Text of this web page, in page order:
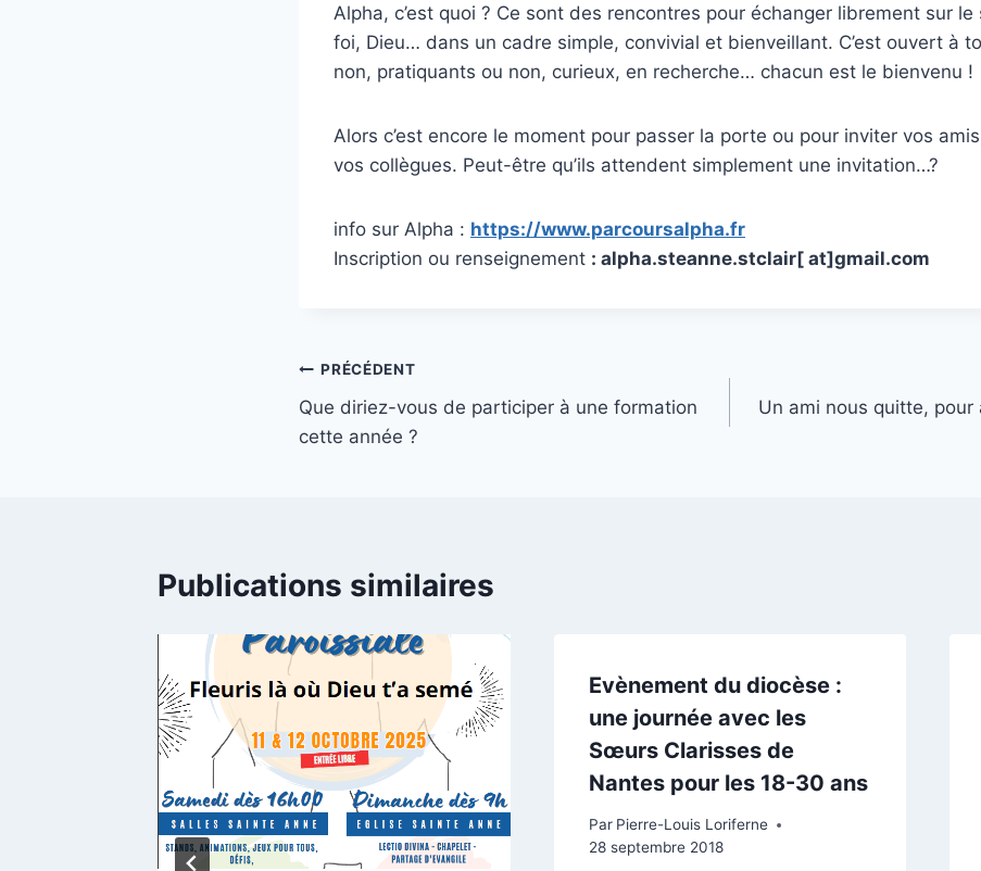
Alpha, c’est quoi ? Ce sont des rencontres pour échanger librement sur
foi, Dieu… dans un cadre simple, convivial et bienveillant. C’est ouvert à
non, pratiquants ou non, curieux, en recherche… chacun est le bienvenu !
Alors c’est encore le moment pour passer la porte ou pour inviter vos
vos collègues. Peut-être qu’ils attendent simplement une invitation…?
info sur Alpha : https://www.parcoursalpha.fr
Inscription ou renseignement : alpha.steanne.stclair[ at]gmail.com
Navigation
de
PRÉCÉDENT
Que diriez-vous de participer à une formation
cette année ?
Un ami nous quitte, pour
Publications similaires
Evènement du diocèse :
une journée avec les
Sœurs Clarisses de
Nantes pour les 18-30 ans
Par Pierre-Louis Loriferne
28 septembre 2018